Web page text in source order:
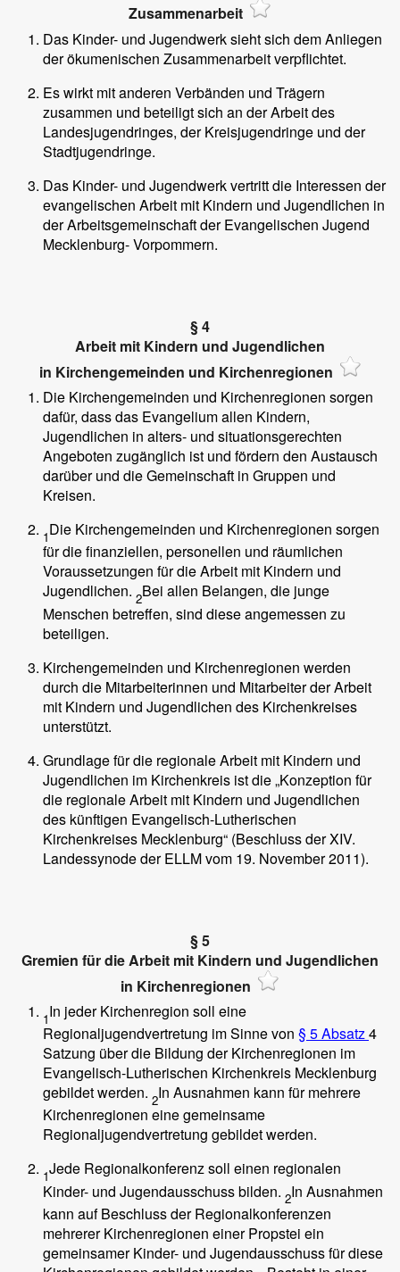
Zusammenarbeit
Das Kinder- und Jugendwerk sieht sich dem Anliegen
der ökumenischen Zusammenarbeit verpflichtet.
Es wirkt mit anderen Verbänden und Trägern
zusammen und beteiligt sich an der Arbeit des
Landesjugendringes, der Kreisjugendringe und der
Stadtjugendringe.
Das Kinder- und Jugendwerk vertritt die Interessen der
evangelischen Arbeit mit Kindern und Jugendlichen in
der Arbeitsgemeinschaft der Evangelischen Jugend
Mecklenburg- Vorpommern.
§ 4
Arbeit mit Kindern und Jugendlichen
in Kirchengemeinden und Kirchenregionen
Die Kirchengemeinden und Kirchenregionen sorgen
dafür, dass das Evangelium allen Kindern,
Jugendlichen in alters- und situationsgerechten
Angeboten zugänglich ist und fördern den Austausch
darüber und die Gemeinschaft in Gruppen und
Kreisen.
1Die Kirchengemeinden und Kirchenregionen sorgen
für die finanziellen, personellen und räumlichen
Voraussetzungen für die Arbeit mit Kindern und
Jugendlichen. 2Bei allen Belangen, die junge
Menschen betreffen, sind diese angemessen zu
beteiligen.
Kirchengemeinden und Kirchenregionen werden
durch die Mitarbeiterinnen und Mitarbeiter der Arbeit
mit Kindern und Jugendlichen des Kirchenkreises
unterstützt.
Grundlage für die regionale Arbeit mit Kindern und
Jugendlichen im Kirchenkreis ist die „Konzeption für
die regionale Arbeit mit Kindern und Jugendlichen
des künftigen Evangelisch-Lutherischen
Kirchenkreises Mecklenburg“ (Beschluss der XIV.
Landessynode der ELLM vom 19. November 2011).
§ 5
Gremien für die Arbeit mit Kindern und Jugendlichen
in Kirchenregionen
1In jeder Kirchenregion soll eine
Regionaljugendvertretung im Sinne von § 5 Absatz4
Satzung über die Bildung der Kirchenregionen im
Evangelisch-Lutherischen Kirchenkreis Mecklenburg
gebildet werden. 2In Ausnahmen kann für mehrere
Kirchenregionen eine gemeinsame
Regionaljugendvertretung gebildet werden.
1Jede Regionalkonferenz soll einen regionalen
Kinder- und Jugendausschuss bilden. 2In Ausnahmen
kann auf Beschluss der Regionalkonferenzen
mehrerer Kirchenregionen einer Propstei ein
gemeinsamer Kinder- und Jugendausschuss für diese